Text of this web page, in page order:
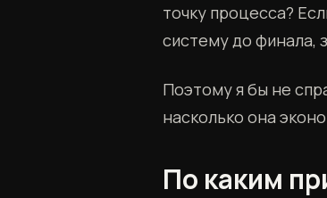
точку процесса?
систему до финала,
Поэтому я бы не
насколько она
По каким